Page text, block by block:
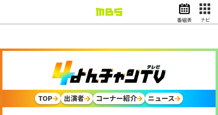
ドラマ
スポーツ
動画イズム ニュース
番組表 ナビ
TOP 出演者 コーナー紹介 ニュース